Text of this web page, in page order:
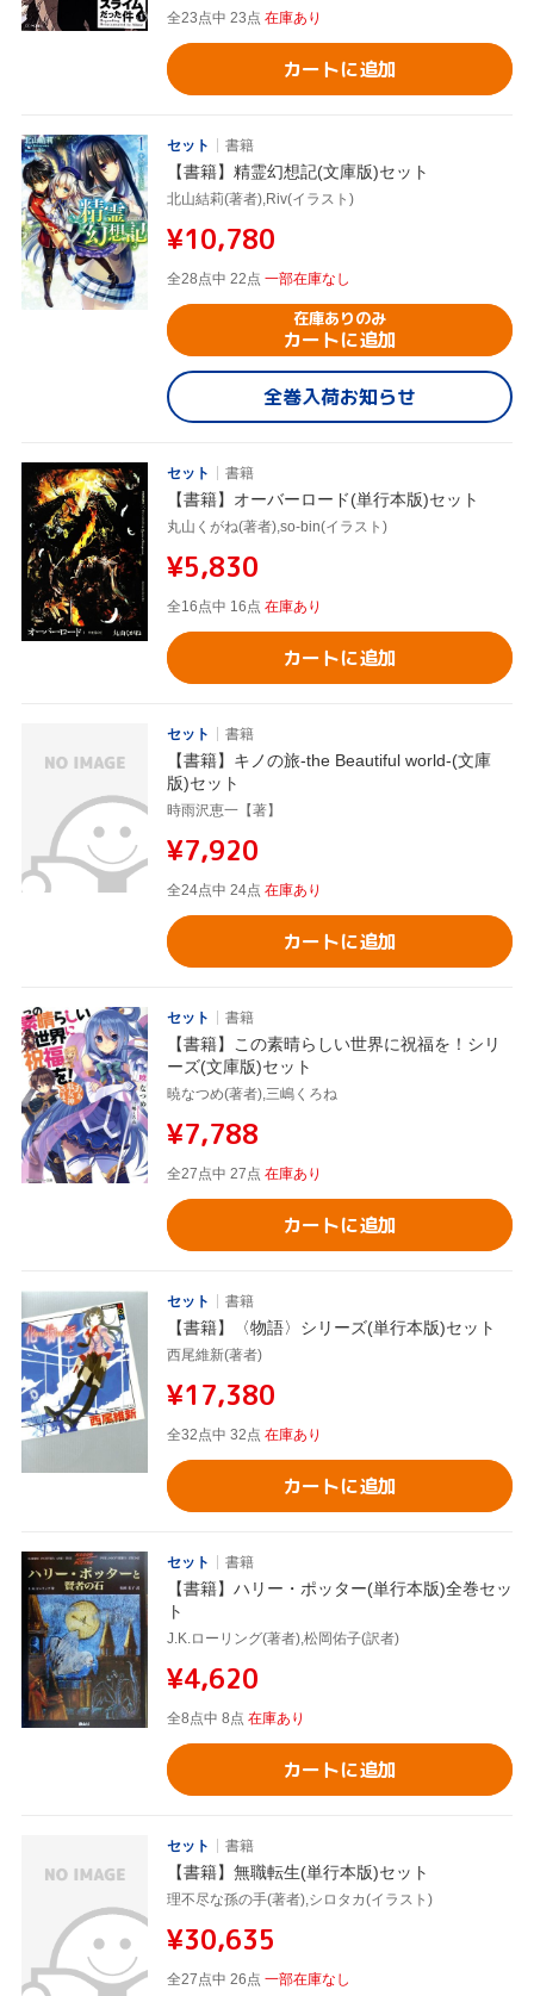
全23点中 23点 在庫あり
カートに追加
セット 書籍
【書籍】精霊幻想記(文庫版)セット
北山結莉(著者),Riv(イラスト)
¥10,780
全28点中 22点 一部在庫なし
在庫ありのみ
カートに追加
全巻入荷お知らせ
セット 書籍
【書籍】オーバーロード(単行本版)セット
丸山くがね(著者),so-bin(イラスト)
¥5,830
全16点中 16点 在庫あり
カートに追加
セット 書籍
【書籍】キノの旅-the Beautiful world-(文庫
版)セット
時雨沢恵一【著】
¥7,920
全24点中 24点 在庫あり
カートに追加
セット 書籍
【書籍】この素晴らしい世界に祝福を！シリ
ーズ(文庫版)セット
暁なつめ(著者),三嶋くろね
¥7,788
全27点中 27点 在庫あり
カートに追加
セット 書籍
【書籍】〈物語〉シリーズ(単行本版)セット
西尾維新(著者)
¥17,380
全32点中 32点 在庫あり
カートに追加
セット 書籍
【書籍】ハリー・ポッター(単行本版)全巻セッ
ト
J.K.ローリング(著者),松岡佑子(訳者)
¥4,620
全8点中 8点 在庫あり
カートに追加
セット 書籍
【書籍】無職転生(単行本版)セット
理不尽な孫の手(著者),シロタカ(イラスト)
¥30,635
全27点中 26点 一部在庫なし